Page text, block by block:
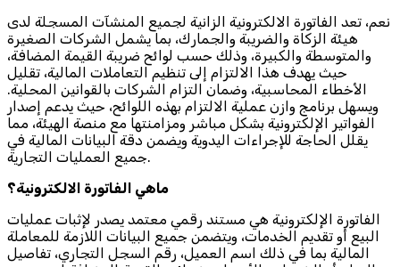
نعم، تعد الفاتورة الالكترونية الزانية لجميع المنشآت المسجلة لدى
هيئة الزكاة والضريبة والجمارك، بما يشمل الشركات الصغيرة
والمتوسطة والكبيرة، وذلك حسب لوائح ضريبة القيمة المضافة،
حيث يهدف هذا الالتزام إلى تنظيم التعاملات المالية، تقليل
الأخطاء المحاسبية، وضمان التزام الشركات بالقوانين المحلية.
ويسهل برنامج وازن عملية الالتزام بهذه اللوائح، حيث يدعم إصدار
الفواتير الإلكترونية بشكل مباشر ومزامنتها مع منصة الهيئة، مما
يقلل الحاجة للإجراءات اليدوية ويضمن دقة البيانات المالية في
جميع العمليات التجارية.
ماهي الفاتورة الالكترونية؟
الفاتورة الإلكترونية هي مستند رقمي معتمد يصدر لإثبات عمليات
البيع أو تقديم الخدمات، ويتضمن جميع البيانات اللازمة للمعاملة
المالية بما في ذلك اسم العميل، رقم السجل التجاري، تفاصيل